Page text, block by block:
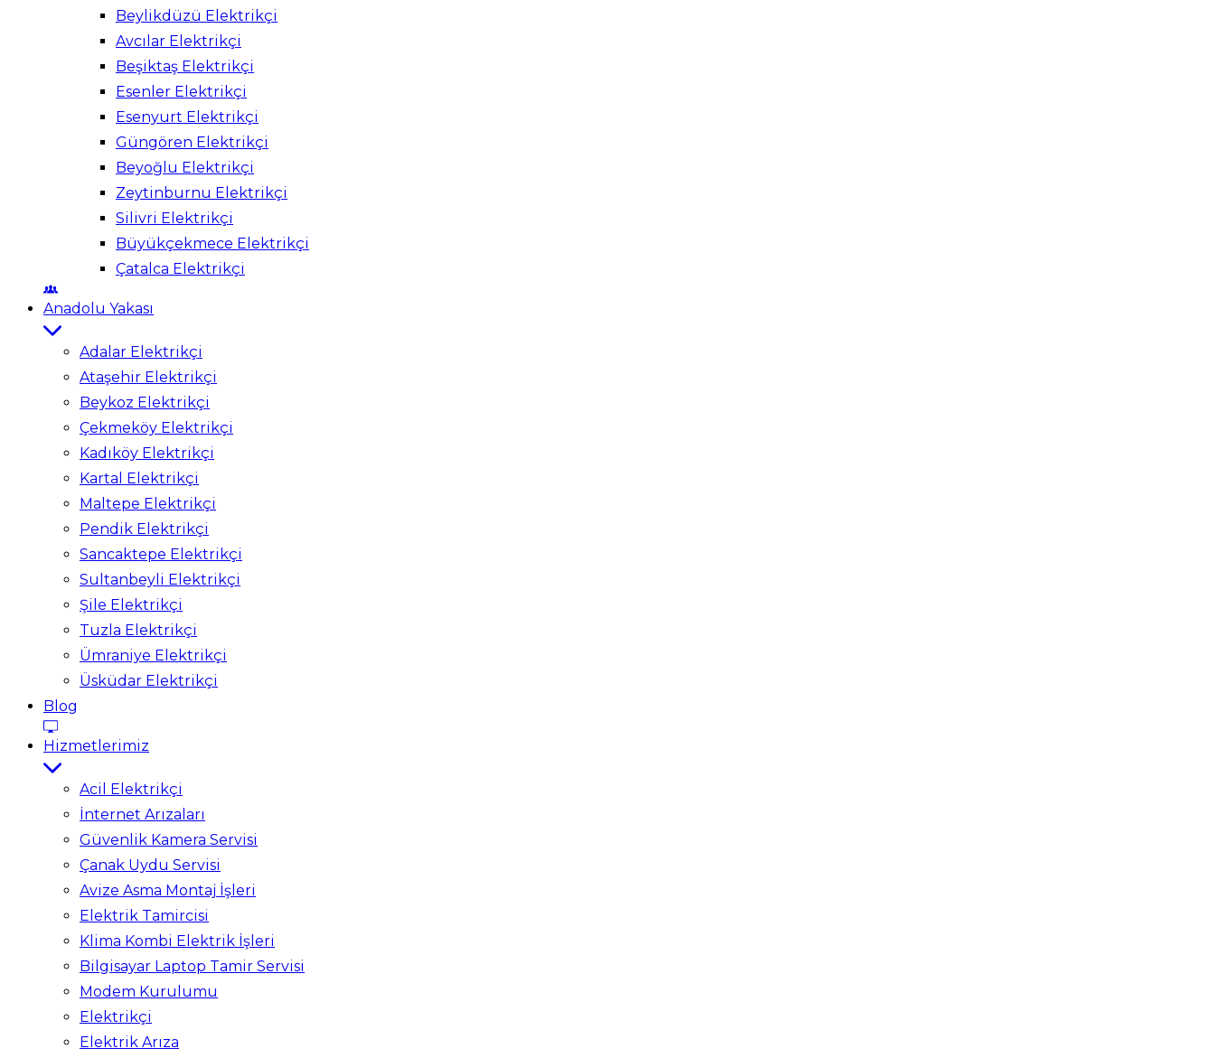
Beylikdüzü Elektrikçi
Avcılar Elektrikçi
Beşiktaş Elektrikçi
Esenler Elektrikçi
Esenyurt Elektrikçi
Güngören Elektrikçi
Beyoğlu Elektrikçi
Zeytinburnu Elektrikçi
Silivri Elektrikçi
Büyükçekmece Elektrikçi
Çatalca Elektrikçi
Anadolu Yakası
Adalar Elektrikçi
Ataşehir Elektrikçi
Beykoz Elektrikçi
Çekmeköy Elektrikçi
Kadıköy Elektrikçi
Kartal Elektrikçi
Maltepe Elektrikçi
Pendik Elektrikçi
Sancaktepe Elektrikçi
Sultanbeyli Elektrikçi
Şile Elektrikçi
Tuzla Elektrikçi
Ümraniye Elektrikçi
Üsküdar Elektrikçi
Blog
Hizmetlerimiz
Acil Elektrikçi
İnternet Arızaları
Güvenlik Kamera Servisi
Çanak Uydu Servisi
Avize Asma Montaj İşleri
Elektrik Tamircisi
Klima Kombi Elektrik İşleri
Bilgisayar Laptop Tamir Servisi
Modem Kurulumu
Elektrikçi
Elektrik Arıza